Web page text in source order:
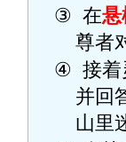
③ 在悬
尊者
④ 接
并回
山里